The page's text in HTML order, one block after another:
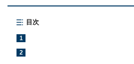
目次
1
2